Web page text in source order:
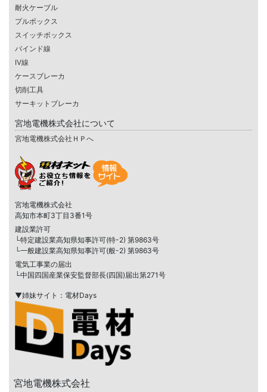
耐火ケーブル
プルボックス
スイッチボックス
バインド線
IV線
ケースブレーカ
切削工具
サーキットブレーカ
宮地電機株式会社について
宮地電機株式会社ＨＰへ
宮地電機株式会社
高知市本町3丁目3番1号
建設業許可
└特定建設業高知県知事許可(特-2) 第9863号
└一般建設業高知県知事許可(般-2) 第9863号
電気工事業の届出
└中国四国産業保安監督部長(四国)届出第271号
▼姉妹サイト：電材Days
宮地電機株式会社